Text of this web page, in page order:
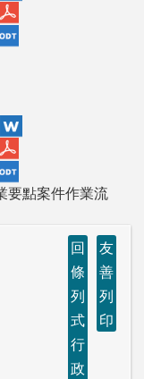
要點案件作業流
回
條
列
式
行
政
友
善
列
印